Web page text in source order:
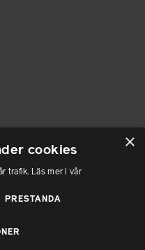
×
cookies
trafik. Läs mer i vår
PRESTANDA